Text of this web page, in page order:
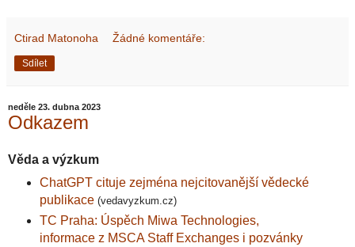
Ctirad Matonoha Žádné komentáře:
Sdílet
neděle 23. dubna 2023
Odkazem
Věda a výzkum
ChatGPT cituje zejména nejcitovanější vědecké
publikace (vedavyzkum.cz)
TC Praha: Úspěch Miwa Technologies,
informace z MSCA Staff Exchanges i pozvánky